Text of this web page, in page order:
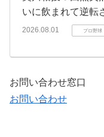
いに飲まれて逆転
2026.08.01 プロ野球
お問い合わせ窓口
お問い合わせ